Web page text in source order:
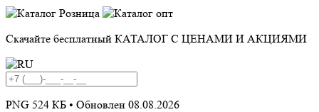
Скачайте бесплатный КАТАЛОГ С ЦЕНАМИ И АКЦИЯМИ
PNG 524 КБ • Обновлен 08.08.2026